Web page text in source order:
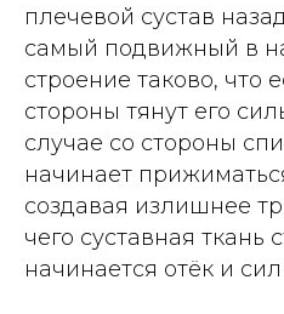
плечевой сустав
самый подвижный в
строение таково,
стороны тянут его
случае со стороны
начинает
создавая излишнее
чего суставная ткань
начинается отёк и